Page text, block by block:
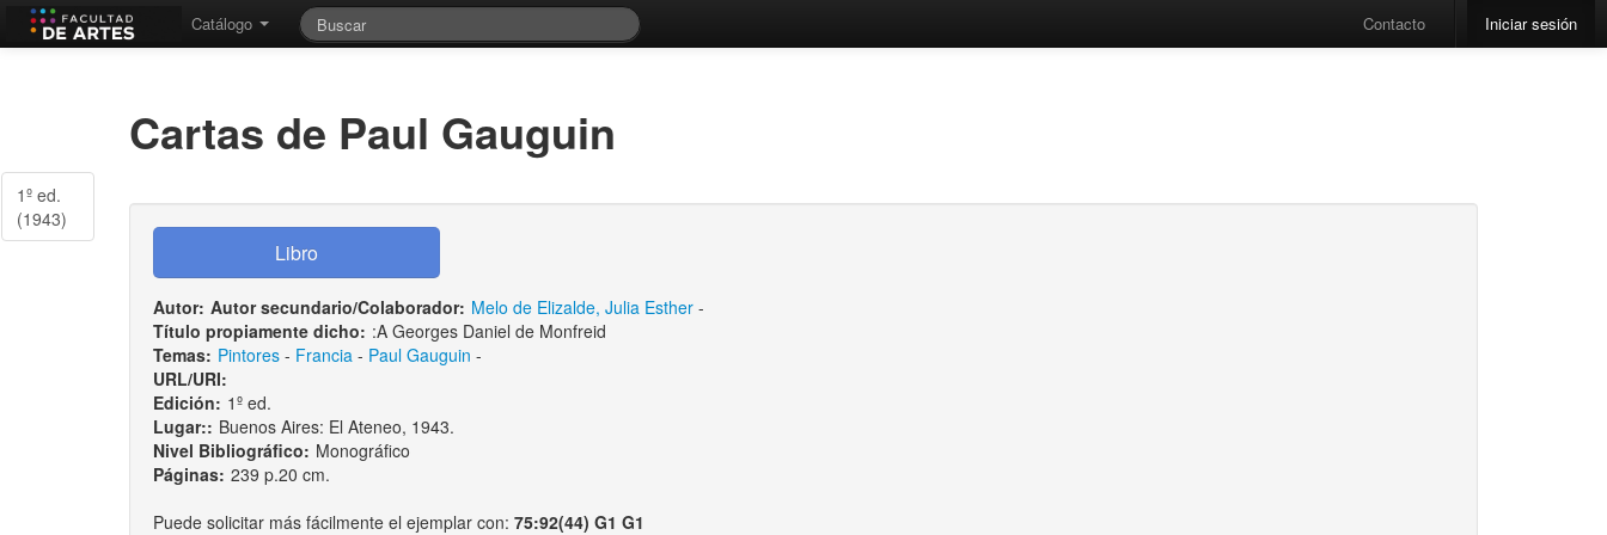
Catálogo Contacto Iniciar sesión
1º ed.
(1943)
Cartas de Paul Gauguin
Autor: Autor secundario/Colaborador: Melo de Elizalde, Julia Esther-
Título propiamente dicho: :A Georges Daniel de Monfreid
Temas: Pintores- Francia- Paul Gauguin -
URL/URI:
Edición: 1º ed.
Lugar:: Buenos Aires: El Ateneo, 1943.
Nivel Bibliográfico: Monográfico
Páginas: 239 p.20 cm.
Puede solicitar más fácilmente el ejemplar con: 75:92(44) G1 G1